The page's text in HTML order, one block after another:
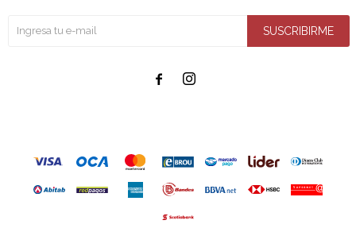
SUSCRIBIRME
 